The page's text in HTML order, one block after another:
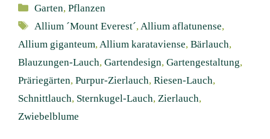
Kategorien
Garten,Pflanzen
Schlagwörter
Allium ´Mount Everest´,Allium aflatunense,
Allium giganteum,Allium karataviense, Bärlauch,
Blauzungen-Lauch, Gartendesign, Gartengestaltung,
Präriegärten, Purpur-Zierlauch, Riesen-Lauch,
Schnittlauch, Sternkugel-Lauch, Zierlauch,
Zwiebelblume